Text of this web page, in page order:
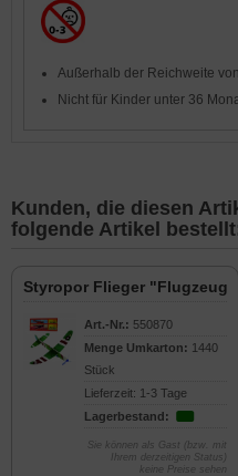
Außerhalb der Reichweite
Nicht für Kinder unter 36
Kunden, die diesen
folgende Artikel
Styropor Flieger "Flugzeug"
Art.-Nr.: 550870
Menge Umkarton: 1440
Stück
Lieferzeit: 1-3 Tage
Lagerbestand:
Sie können als Gast (bzw. mit
Ihrem derzeitigen Status)
keine Preise sehen